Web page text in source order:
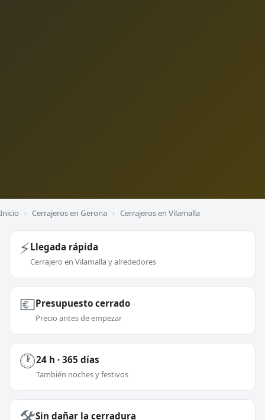
Inicio › Cerrajeros en Gerona › Cerrajeros en Vilamalla
⚡Llegada rápida
Cerrajero en Vilamalla y alrededores
💶Presupuesto cerrado
Precio antes de empezar
🕐24 h · 365 días
También noches y festivos
Sin dañar la cerradura